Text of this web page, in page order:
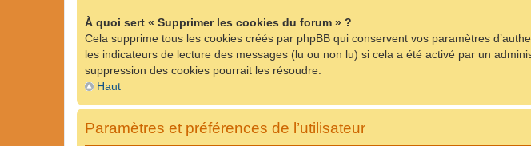
À quoi sert « Supprimer les cookies du forum » ?
Cela supprime tous les cookies créés par phpBB qui conservent vos paramètres
les indicateurs de lecture des messages (lu ou non lu) si cela a été activé par un
suppression des cookies pourrait les résoudre.
Haut
Paramètres et préférences de l’utilisateur